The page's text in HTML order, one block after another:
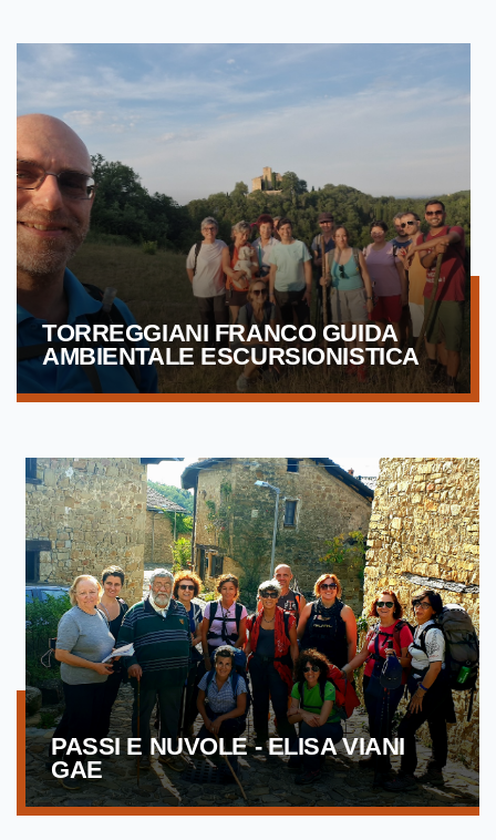
TORREGGIANI FRANCO GUIDA
AMBIENTALE ESCURSIONISTICA
PASSI E NUVOLE - ELISA VIANI
GAE